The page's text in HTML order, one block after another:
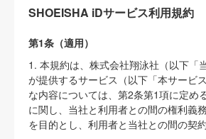
SHOEISHA iDサービス利用規約
第1条（適用）
1. 本規約は、株式会社翔泳社（以下「
が提供するサービス（以下「本サービ
な内容については、第2条第1項に定め
に関し、当社と利用者との間の権利義
を目的とし、利用者と当社との間の契